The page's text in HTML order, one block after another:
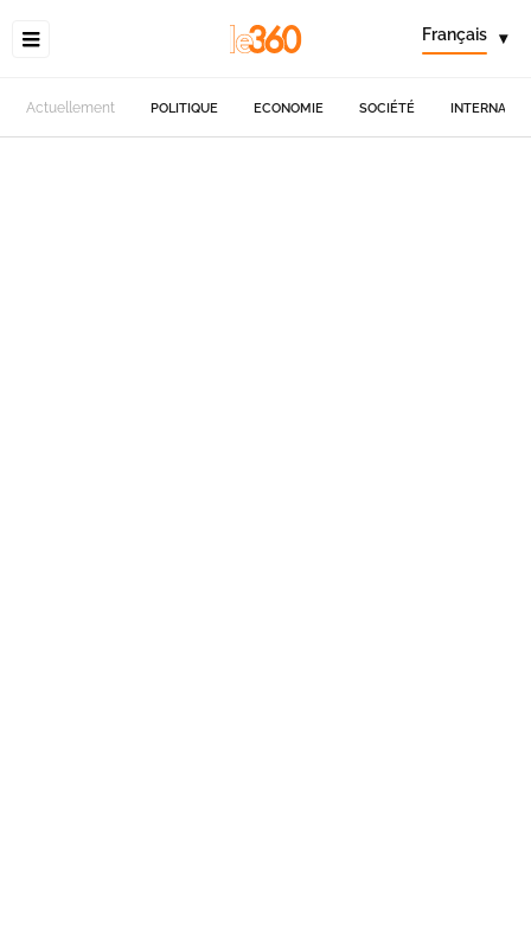
Français ▾
Actuellement POLITIQUE ECONOMIE SOCIÉTÉ